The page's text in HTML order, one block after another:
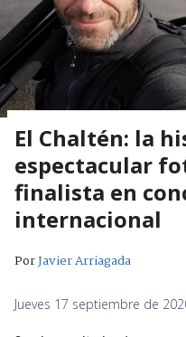
El Chaltén: la
espectacular
finalista en
internacional
PorJavier Arriagada
Jueves 17 septiembre de